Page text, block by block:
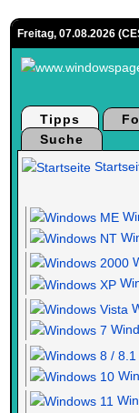
Freitag, 07.08.2026
Tipps
Suche